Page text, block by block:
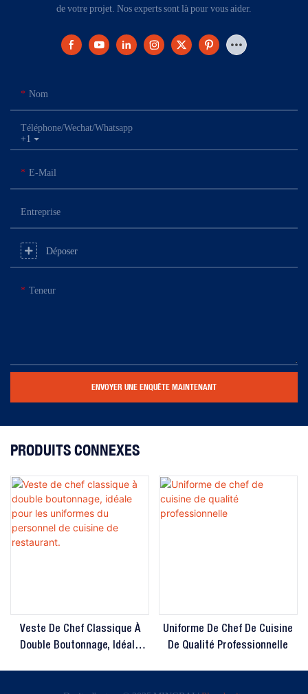
de votre projet. Nos experts sont là pour vous aider.
Nom
+1
Téléphone/Wechat/Whatsapp
E-Mail
Entreprise
Déposer
Teneur
ENVOYER UNE ENQUÊTE MAINTENANT
PRODUITS CONNEXES
Veste De Chef Classique À
Double Boutonnage, Idéale
Uniforme De Chef De Cuisine
De Qualité Professionnelle